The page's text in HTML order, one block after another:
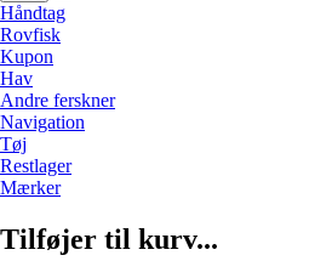
Håndtag
Rovfisk
Kupon
Hav
Andre ferskner
Navigation
Tøj
Restlager
Mærker
Tilføjer til kurv...